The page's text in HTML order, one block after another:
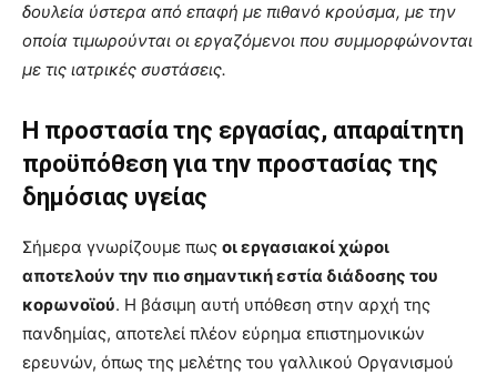
δουλεία ύστερα από επαφή με πιθανό κρούσμα, με την
οποία τιμωρούνται οι εργαζόμενοι που συμμορφώνονται
με τις ιατρικές συστάσεις.
Η προστασία της εργασίας, απαραίτητη
προϋπόθεση για την προστασίας της
δημόσιας υγείας
Σήμερα γνωρίζουμε πως οι εργασιακοί χώροι
αποτελούν την πιο σημαντική εστία διάδοσης του
κορωνοϊού. Η βάσιμη αυτή υπόθεση στην αρχή της
πανδημίας, αποτελεί πλέον εύρημα επιστημονικών
ερευνών, όπως της μελέτης του γαλλικού Οργανισμού